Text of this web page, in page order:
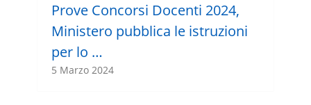
Prove Concorsi Docenti 2024,
Ministero pubblica le istruzioni
per lo …
5 Marzo 2024